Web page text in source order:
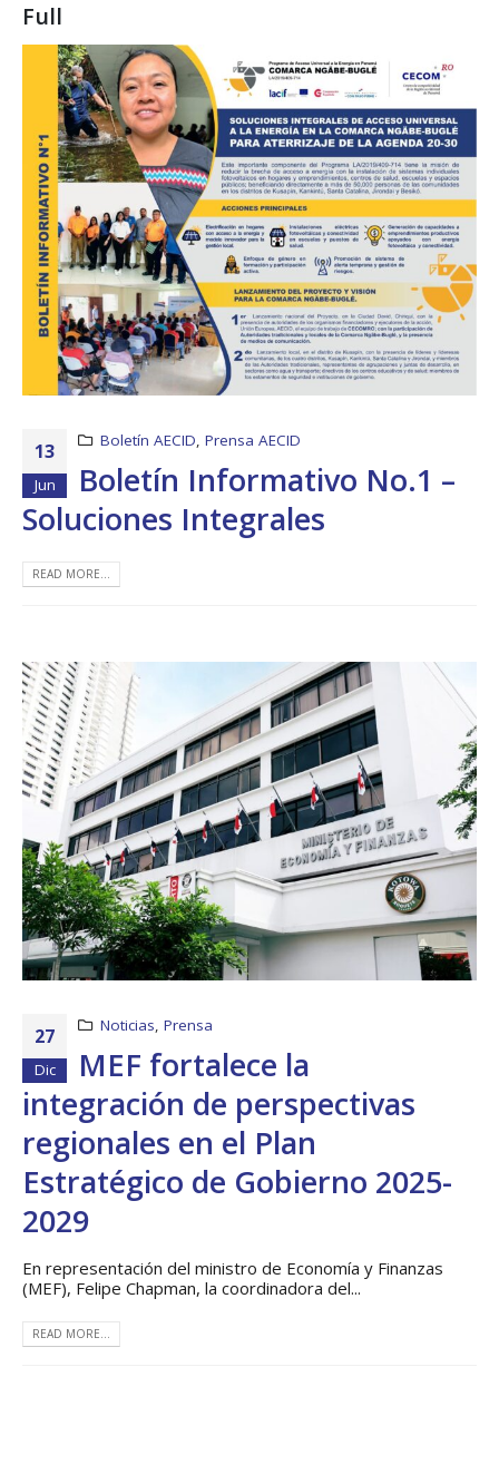
Full
13
Jun
Boletín AECID, Prensa AECID
Boletín Informativo No.1 –
Soluciones Integrales
READ MORE...
27
Dic
Noticias, Prensa
MEF fortalece la
integración de perspectivas
regionales en el Plan
Estratégico de Gobierno 2025-
2029
En representación del ministro de Economía y Finanzas
(MEF), Felipe Chapman, la coordinadora del...
READ MORE...